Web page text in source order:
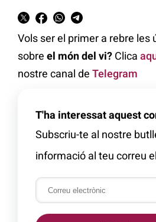
Vols ser el primer a rebre les
sobre el món del vi? Clica
nostre canal de Telegram
T'ha interessat aquest
Subscriu-te al nostre
informació al teu correu